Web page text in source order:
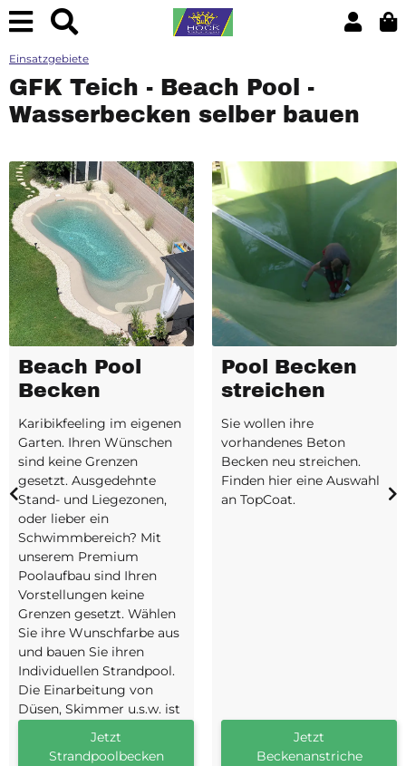
Einsatzgebiete
GFK Teich - Beach Pool -
Wasserbecken selber bauen
Beach Pool
Becken
Karibikfeeling im eigenen
Garten. Ihren Wünschen
sind keine Grenzen
gesetzt. Ausgedehnte
Stand- und Liegezonen,
oder lieber ein
Schwimmbereich? Mit
unserem Premium
Poolaufbau sind Ihren
Vorstellungen keine
Grenzen gesetzt. Wählen
Sie ihre Wunschfarbe aus
und bauen Sie ihren
Individuellen Strandpool.
Die Einarbeitung von
Düsen, Skimmer u.s.w. ist
Jetzt
Strandpoolbecken
Pool Becken
streichen
Sie wollen ihre
vorhandenes Beton
Becken neu streichen.
Finden hier eine Auswahl
an TopCoat.
Jetzt
Beckenanstriche